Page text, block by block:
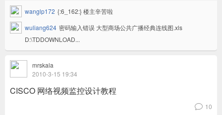
wanglp172 {:6_162:} 楼主辛苦啦
wuliang624 密码输入错误 大型商场公共广播经典连线图.xls
D:\TDDOWNLOAD...
mrskala
2010-3-15 19:34
CISCO 网络视频监控设计教程
v 10